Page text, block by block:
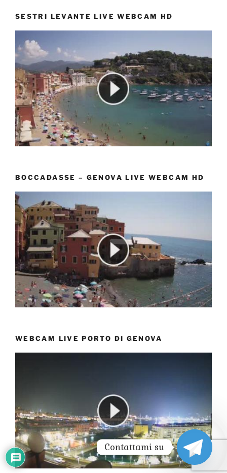
SESTRI LEVANTE LIVE WEBCAM HD
BOCCADASSE – GENOVA LIVE WEBCAM HD
WEBCAM LIVE PORTO DI GENOVA
Contattami su